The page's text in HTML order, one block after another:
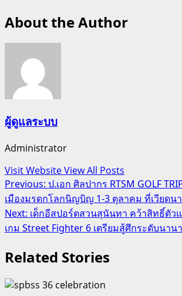
About the Author
ผู้ดูแลระบบ
Administrator
Visit WebsiteView All Posts
Post
navigation
Previous: ป.เอก ศิลปากร RTSM GOLF
เมืองมรดกโลกนิญบิญ 1-3 ตุลาคม ที่เวียดน
Next: เด็กอีสปอร์ตสวนสุนันทา คว้าสิทธิ์ตัว
เกม Street Fighter 6 เตรียมสู้ศึกระดับนา
Related Stories